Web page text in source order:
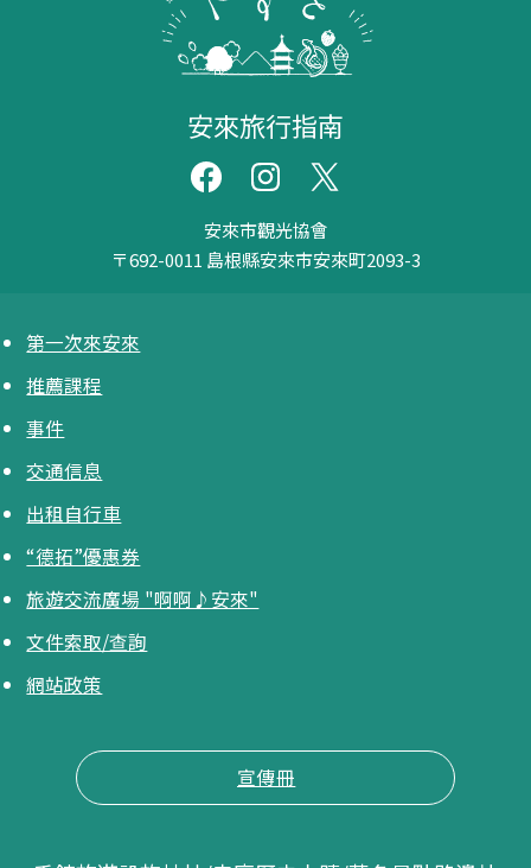
安來旅行指南
安來市觀光協會
〒692-0011 島根縣安來市安來町2093-3
第一次來安來
推薦課程
事件
交通信息
出租自行車
“德拓”優惠券
旅遊交流廣場 "啊啊♪安來"
文件索取/查詢
網站政策
宣傳冊